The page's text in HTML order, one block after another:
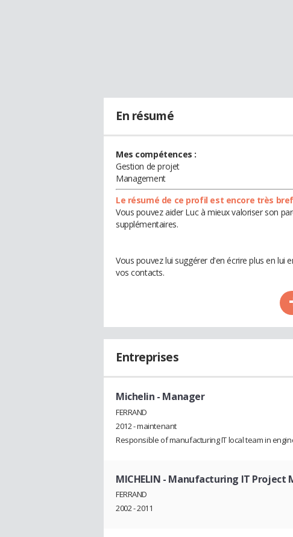
En résumé
Mes compétences :
Gestion de projet
Management
Le résumé de ce profil est encore très
Vous pouvez aider Luc à mieux valoriser son
supplémentaires.
Vous pouvez lui suggérer d'en écrire plus en
vos contacts.
Entreprises
Michelin - Manager
FERRAND
2012 - maintenant
Responsible of manufacturing IT local team in
MICHELIN - Manufacturing IT Project
FERRAND
2002 - 2011